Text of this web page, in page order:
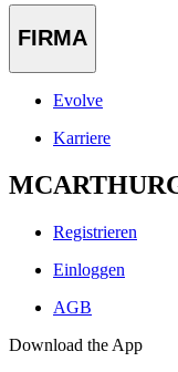
FIRMA
Evolve
Karriere
Registrieren
Einloggen
AGB
Download the App